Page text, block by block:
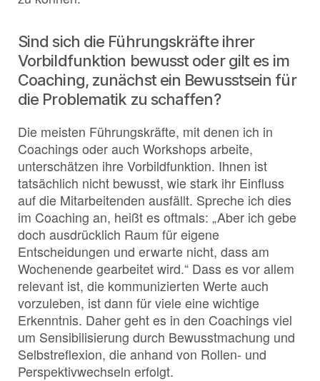
Sind sich die Führungskräfte ihrer
Vorbildfunktion bewusst oder gilt es im
Coaching, zunächst ein Bewusstsein für
die Problematik zu schaffen?
Die meisten Führungskräfte, mit denen ich in
Coachings oder auch Workshops arbeite,
unterschätzen ihre Vorbildfunktion. Ihnen ist
tatsächlich nicht bewusst, wie stark ihr Einfluss
auf die Mitarbeitenden ausfällt. Spreche ich dies
im Coaching an, heißt es oftmals: „Aber ich gebe
doch ausdrücklich Raum für eigene
Entscheidungen und erwarte nicht, dass am
Wochenende gearbeitet wird.“ Dass es vor allem
relevant ist, die kommunizierten Werte auch
vorzuleben, ist dann für viele eine wichtige
Erkenntnis. Daher geht es in den Coachings viel
um Sensibilisierung durch Bewusstmachung und
Selbstreflexion, die anhand von Rollen- und
Perspektivwechseln erfolgt.